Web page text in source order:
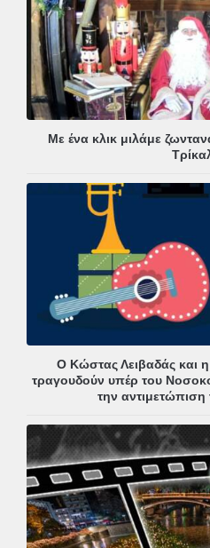
Με ένα κλικ μιλάμε
Ο Κώστας Λειβαδάς και
τραγουδούν υπέρ του
την